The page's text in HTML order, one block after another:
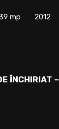
mp 2012
ÎNCHIRIAT –